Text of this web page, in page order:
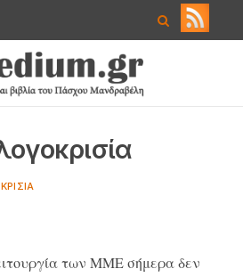
των ΜΜΕ σήμερα δεν